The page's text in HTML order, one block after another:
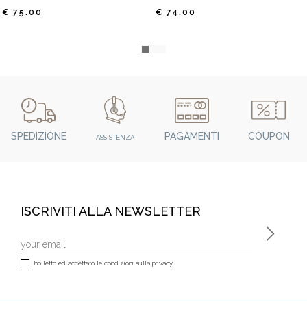
€ 75.00 € 74.00
SPEDIZIONE ASSISTENZA PAGAMENTI COUPON
ISCRIVITI ALLA NEWSLETTER
ho letto ed accettato le condizioni sulla privacy.